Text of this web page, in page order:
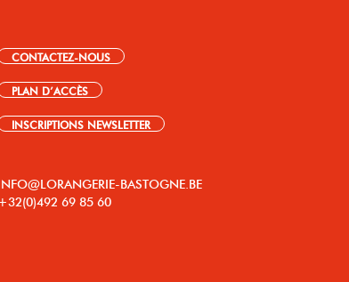
CONTACTEZ-NOUS
PLAN D’ACCÈS
INSCRIPTIONS NEWSLETTER
INFO@LORANGERIE-BASTOGNE.BE
+32(0)492 69 85 60